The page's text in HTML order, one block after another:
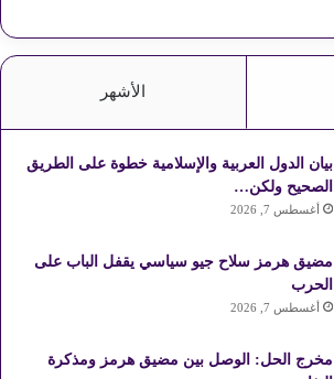
الأشهر
بيان الدول العربية والإسلامية خطوة على الطريق
الصحيح ولكن…
أغسطس 7, 2026
مضيق هرمز سلاح جيو سياسي يقفل الباب على
الحرب
أغسطس 7, 2026
مخرج الحل: الوصل بين مضيق هرمز ومذكرة